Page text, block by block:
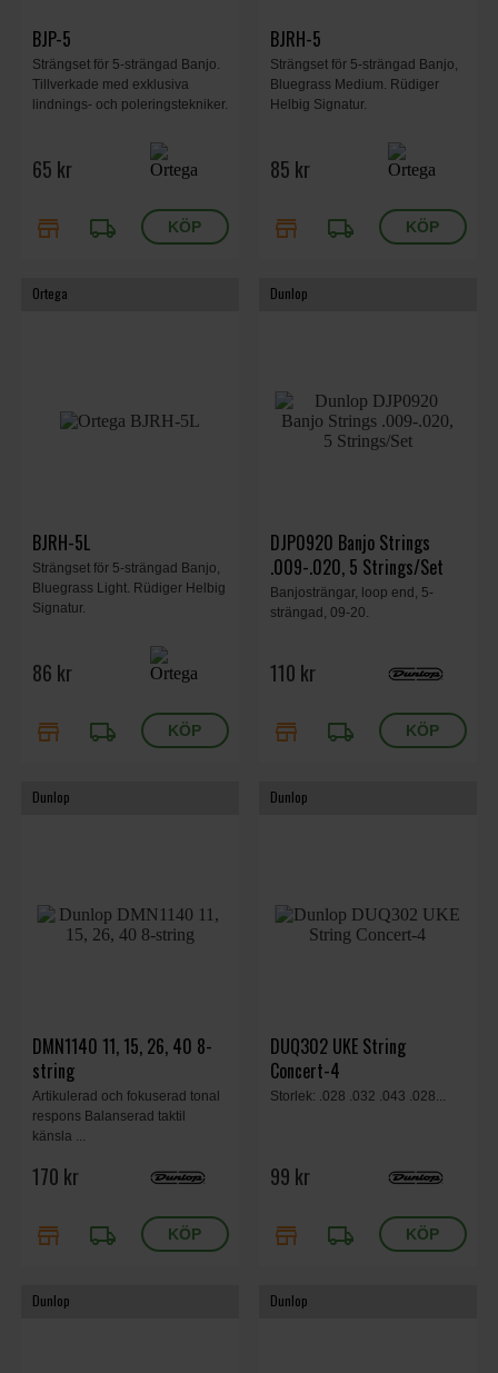
BJP-5
Strängset för 5-strängad Banjo.
Tillverkade med exklusiva
lindnings- och poleringstekniker.
65 kr
store local_shipping
BJRH-5
Strängset för 5-strängad Banjo,
Bluegrass Medium. Rüdiger
Helbig Signatur.
85 kr
store local_shipping
Ortega
BJRH-5L
Strängset för 5-strängad Banjo,
Bluegrass Light. Rüdiger Helbig
Signatur.
86 kr
store local_shipping
Dunlop
DJP0920 Banjo Strings
.009-.020, 5 Strings/Set
Banjosträngar, loop end, 5-
strängad, 09-20.
110 kr
store local_shipping
Dunlop
DMN1140 11, 15, 26, 40 8-
string
Artikulerad och fokuserad tonal
respons Balanserad taktil
känsla ...
170 kr
store local_shipping
Dunlop
DUQ302 UKE String
Concert-4
Storlek: .028 .032 .043 .028...
99 kr
store local_shipping
Dunlop Dunlop